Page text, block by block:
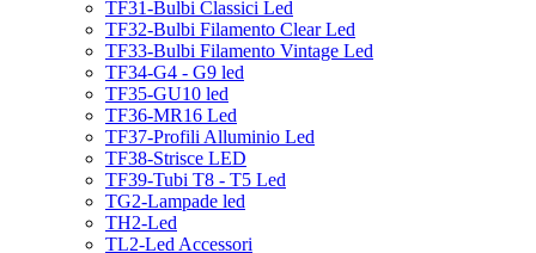
TF31-Bulbi Classici Led
TF32-Bulbi Filamento Clear Led
TF33-Bulbi Filamento Vintage Led
TF34-G4 - G9 led
TF35-GU10 led
TF36-MR16 Led
TF37-Profili Alluminio Led
TF38-Strisce LED
TF39-Tubi T8 - T5 Led
TG2-Lampade led
TH2-Led
TL2-Led Accessori